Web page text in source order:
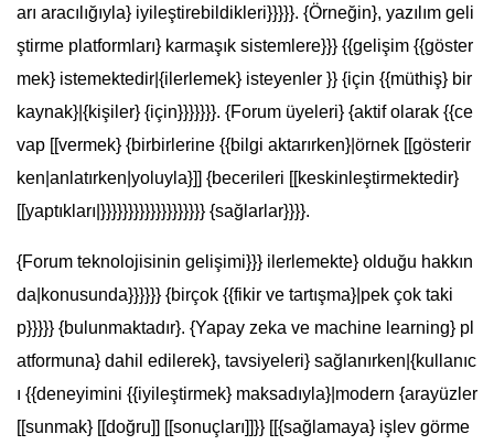
arı aracılığıyla} iyileştirebildikleri}}}}}. {Örneğin}, yazılım geli
ştirme platformları} karmaşık sistemlere}}} {{gelişim {{göster
mek} istemektedir|{ilerlemek} isteyenler }} {için {{müthiş} bir
kaynak}|{kişiler} {için}}}}}}}. {Forum üyeleri} {aktif olarak {{ce
vap [[vermek} {birbirlerine {{bilgi aktarırken}|örnek [[gösterir
ken|anlatırken|yoluyla}]] {becerileri [[keskinleştirmektedir}
[[yaptıkları|}}}}}}}}}}}}}}}}}}} {sağlarlar}}}}.
{Forum teknolojisinin gelişimi}}} ilerlemekte} olduğu hakkın
da|konusunda}}}}}} {birçok {{fikir ve tartışma}|pek çok taki
p}}}}} {bulunmaktadır}. {Yapay zeka ve machine learning} pl
atformuna} dahil edilerek}, tavsiyeleri} sağlanırken|{kullanıc
ı {{deneyimini {{iyileştirmek} maksadıyla}|modern {arayüzler
[[sunmak} [[doğru]] [[sonuçları]]}} [[{sağlamaya} işlev görme